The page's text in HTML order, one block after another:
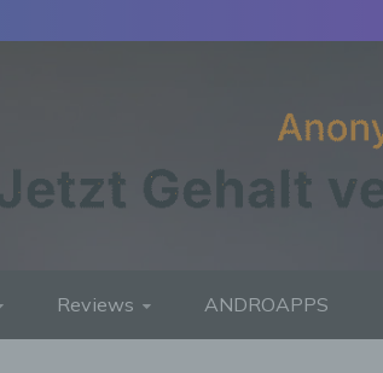
Reviews ANDROAPPS